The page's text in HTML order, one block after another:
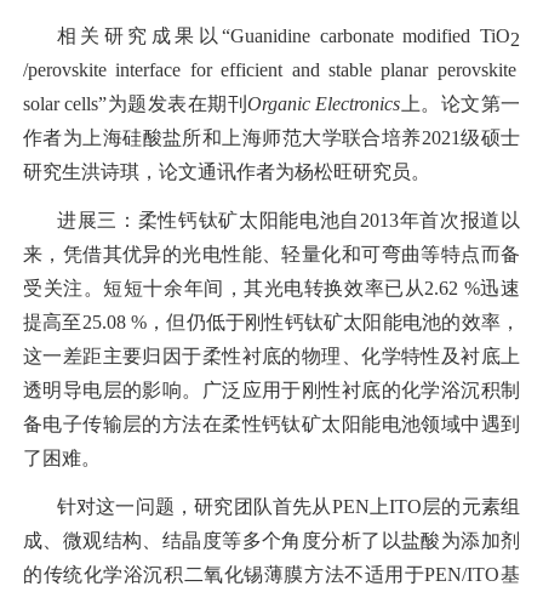
相关研究成果以“Guanidine carbonate modified TiO2
/perovskite interface for efficient and stable planar perovskite
solar cells”为题发表在期刊 Organic Electronics 上。 论文第一
作者为上海硅酸盐所和上海师范大学联合培养2021级硕士
研究生洪诗琪，论文通讯作者为杨松旺研究员。
进展三：柔性钙钛矿太阳能电池自2013年首次报道以
来，凭借其优异的光电性能、轻量化和可弯曲等特点而备
受关注。短短十余年间，其光电转换效率已从2.62 %迅速
提高至25.08 %，但仍低于刚性钙钛矿太阳能电池的效率，
这一差距主要归因于柔性衬底的物理、化学特性及衬底上
透明导电层的影响。广泛应用于刚性衬底的化学浴沉积制
备电子传输层的方法在柔性钙钛矿太阳能电池领域中遇到
了困难。
针对这一问题，研究团队首先从PEN上ITO层的元素组
成、微观结构、结晶度等多个角度分析了以盐酸为添加剂
的传统化学浴沉积二氧化锡薄膜方法不适用于PEN/ITO基